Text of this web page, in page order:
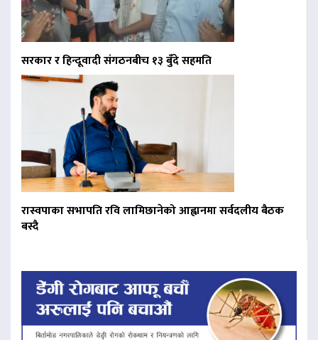
सरकार र हिन्दूवादी संगठनबीच १३ बुँदे सहमति
रास्वपाका सभापति रवि लामिछानेको आह्वानमा सर्वदलीय बैठक
बस्दै